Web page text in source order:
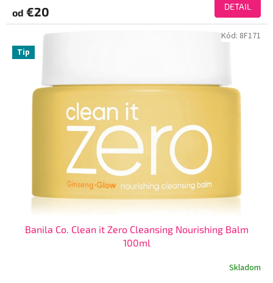
od €20 DETAIL
Tip
Banila Co. Clean it Zero Cleansing Nourishing Balm
100ml
Skladom
Kód: 8F171